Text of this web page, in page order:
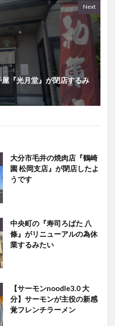
Next
『光月堂』が閉店するみ
大分市毛井の焼肉店『鶴崎
園 松岡支店』が閉店したよ
うです
中央町の『寿司ろばた 八
條』がリニューアルの為休
業するみたい
【サーモンnoodle3.0 大
分】サーモンが主役の新感
覚フレンチラーメン